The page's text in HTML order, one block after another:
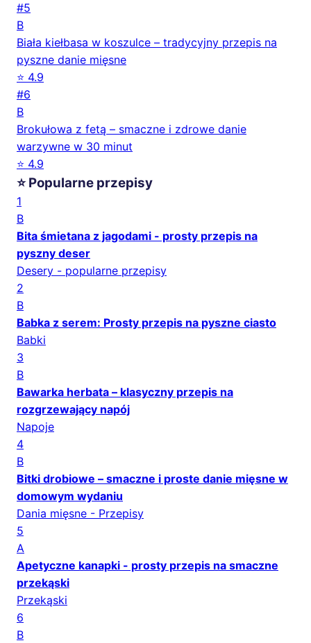
#5
B
Biała kiełbasa w koszulce – tradycyjny przepis na
pyszne danie mięsne
⭐ 4.9
#6
B
Brokułowa z fetą – smaczne i zdrowe danie
warzywne w 30 minut
⭐ 4.9
⭐ Popularne przepisy
1
B
Bita śmietana z jagodami - prosty przepis na
pyszny deser
Desery - popularne przepisy
2
B
Babka z serem: Prosty przepis na pyszne ciasto
Babki
3
B
Bawarka herbata – klasyczny przepis na
rozgrzewający napój
Napoje
4
B
Bitki drobiowe – smaczne i proste danie mięsne w
domowym wydaniu
Dania mięsne - Przepisy
5
A
Apetyczne kanapki - prosty przepis na smaczne
przekąski
Przekąski
6
B